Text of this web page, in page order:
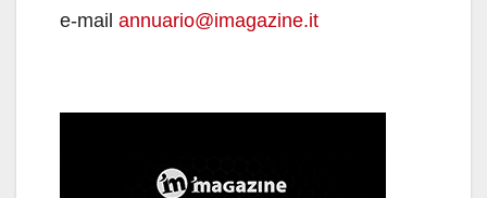
e-mail annuario@imagazine.it